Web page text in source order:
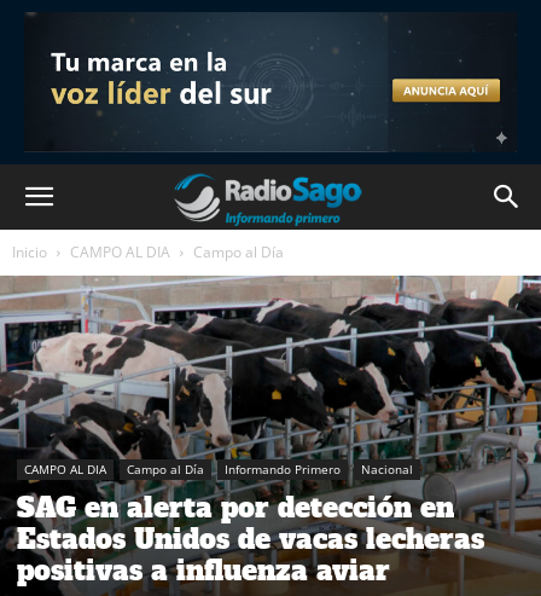
Inicio CAMPO AL DIA Campo al Día
CAMPO AL DIA Campo al Día Informando Primero Nacional
SAG en alerta por detección en
Estados Unidos de vacas lecheras
positivas a influenza aviar